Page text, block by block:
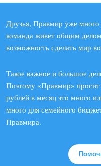
Друзья, Правмир уже
команда живет общим
возможность сделать мир
Такое важное и большое
Поэтому «Правмир»
рублей в месяц это много
много для семейного
Правмира.